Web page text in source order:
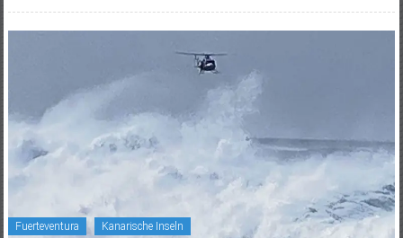
Fuerteventura Kanarische Inseln